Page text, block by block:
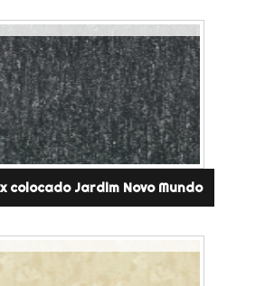
colocado Jardim Novo Mundo